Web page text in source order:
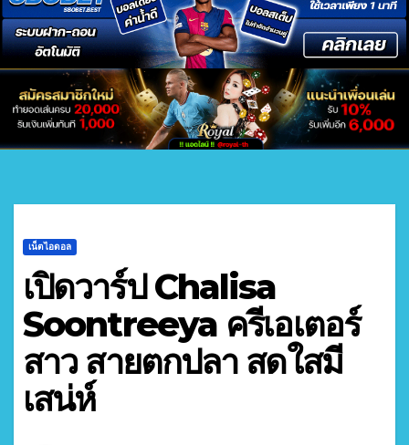
เน็ตไอดอล
เปิดวาร์ป Chalisa
Soontreeya ครีเอเตอร์
สาว สายตกปลา สดใสมี
เสน่ห์